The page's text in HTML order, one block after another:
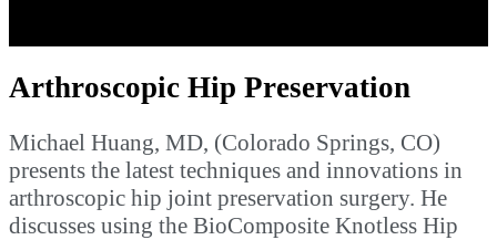
Video
Arthroscopic Hip Preservation
Michael Huang, MD, (Colorado Springs, CO)
presents the latest techniques and innovations in
arthroscopic hip joint preservation surgery. He
discusses using the BioComposite Knotless Hip